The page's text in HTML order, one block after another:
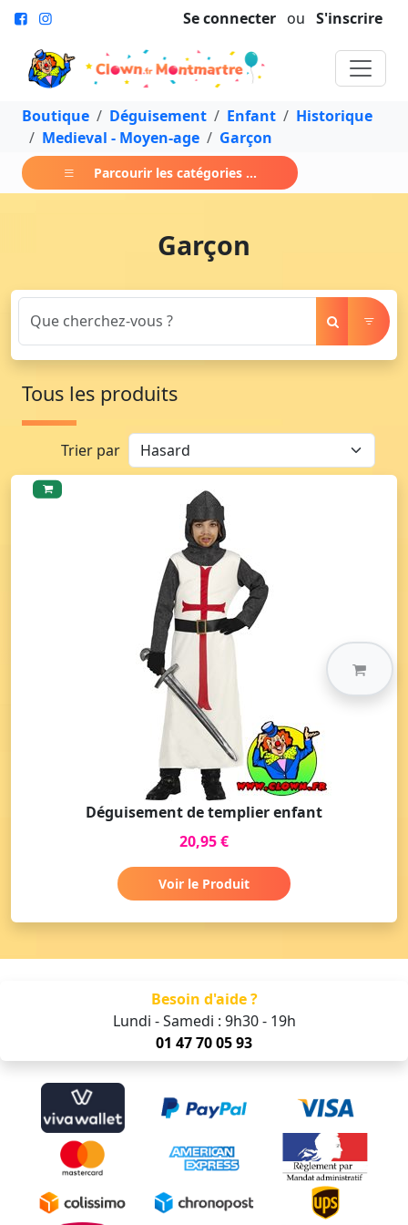
Se connecter ou S'inscrire
Boutique Déguisement Enfant
Historique
Medieval - Moyen-age
Garçon
Parcourir les catégories ...
Garçon
Tous les produits
Trier par
Déguisement de templier enfant
20,95 €
Voir le Produit
Besoin d'aide ?
Lundi - Samedi : 9h30 - 19h
01 47 70 05 93